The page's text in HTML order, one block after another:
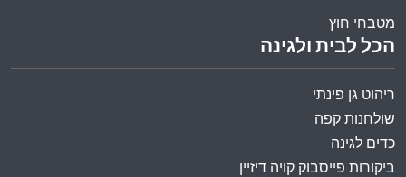
הכל לבית ולגינה
ריהוט גן פינתי
שולחנות קפה
כדים לגינה
ביקורות פייסבוק קויה דיזיין
מטבחי חוץ